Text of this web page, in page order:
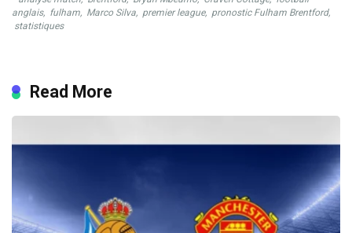
anglais, fulham, Marco Silva, premier league, pronostic Fulham Brentford,
statistiques
Read More